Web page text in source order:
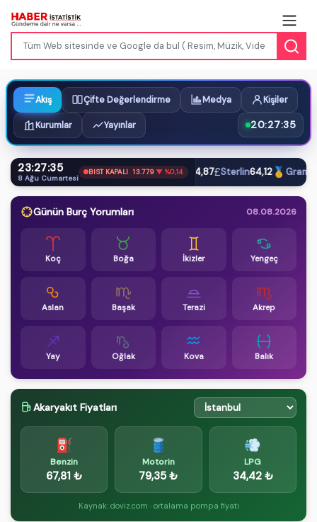
Akış Çifte Değerlendirme Medya Kişiler
Kurumlar Yayınlar 20:27:36
23:27:36
8 Ağu Cumartesi
BIST KAPALI 13.779▼ %0,14
$Dolar47,61€Euro54,87£Sterlin64,12🥇 Gram
Günün Burç Yorumları 08.08.2026
Koç Boğa İkizler Yengeç
Aslan Başak Terazi Akrep
Yay Oğlak Kova Balık
Akaryakıt Fiyatları
⛽
Benzin
67,81 ₺
🛢️
Motorin
79,35 ₺
💨
LPG
34,42 ₺
Kaynak: doviz.com · ortalama pompa fiyatı